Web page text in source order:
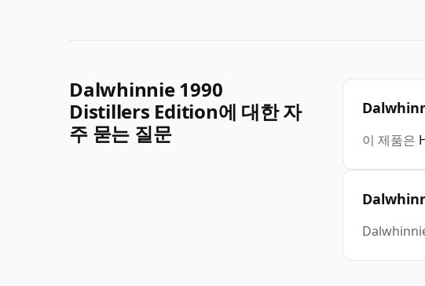
Dalwhinnie 1990
Distillers Edition에 대한 자
주 묻는 질문
이 제품은